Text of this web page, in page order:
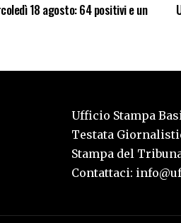
18 agosto: 64 positivi e un
Ufficio Stampa
Testata
Stampa del
Contattaci: